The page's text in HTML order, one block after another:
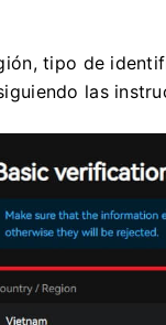
tipo de
las